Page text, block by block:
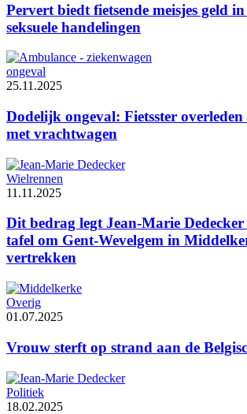
Pervert biedt fietsende meisjes geld
seksuele handelingen
ongeval
25.11.2025
Dodelijk ongeval: Fietsster
met vrachtwagen
Wielrennen
11.11.2025
Dit bedrag legt Jean-Marie
tafel om Gent-Wevelgem in
vertrekken
Overig
01.07.2025
Vrouw sterft op strand aan de
Politiek
18.02.2025